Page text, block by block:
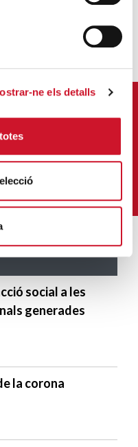
ne els detalls
VULL SUBSCRIURE
social a les
generades
la corona